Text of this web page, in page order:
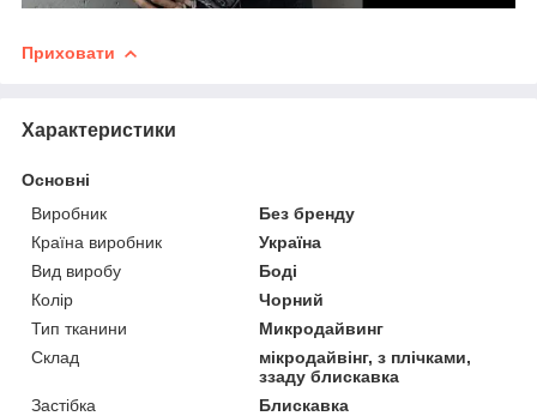
Приховати
Характеристики
Основні
Виробник
Без бренду
Країна виробник
Україна
Вид виробу
Боді
Колір
Чорний
Тип тканини
Микродайвинг
Склад
мікродайвінг, з плічками,
ззаду блискавка
Застібка
Блискавка